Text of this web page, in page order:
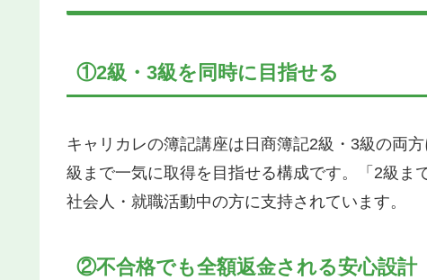
①2級・3級を同時に目指せる
キャリカレの簿記講座は日商簿記2級・3級の両
級まで一気に取得を目指せる構成です。「2級ま
社会人・就職活動中の方に支持されています。
②不合格でも全額返金される安心設計